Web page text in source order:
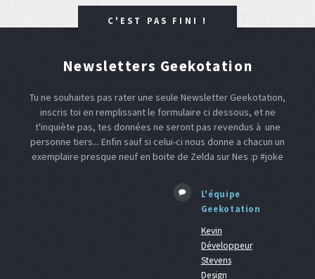
C'EST PAS FINI !
Newsletters Geekotation
Tu ne souhaites pas rater une seule Newsletter Geekotation,
inscris toi en remplissant le formulaire ci dessous, et ne
t'inquiète pas, tes données ne seront pas revendus à une
personne tiers... Enfin sauf si celui-ci nous donne a chacun un
exemplaire presque neuf en boite de Zelda sur Nes :p #joke
L'équipe
Geekotation
Kevin
Développeur
Stevens
Design